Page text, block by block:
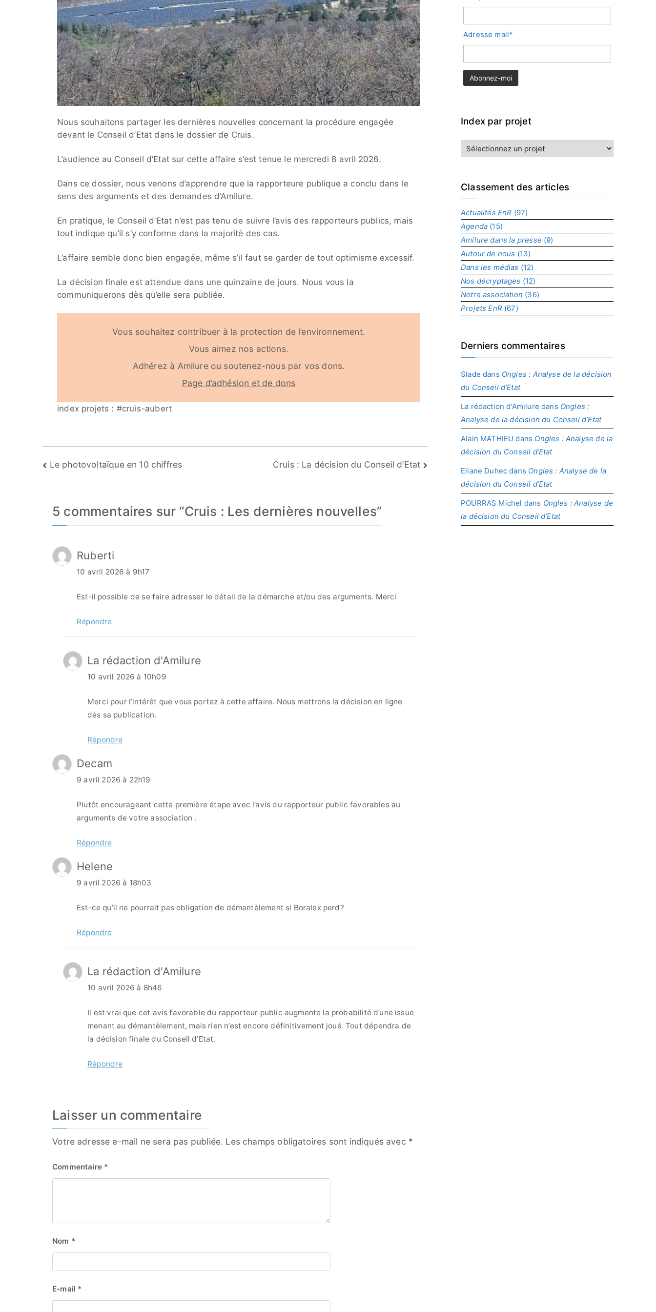
Nous souhaitons partager les dernières nouvelles concernant la procédure engagée
devant le Conseil d’Etat dans le dossier de Cruis.
L’audience au Conseil d’Etat sur cette affaire s’est tenue le mercredi 8 avril 2026.
Dans ce dossier, nous venons d’apprendre que la rapporteure publique a conclu dans le
sens des arguments et des demandes d’Amilure.
En pratique, le Conseil d’Etat n’est pas tenu de suivre l’avis des rapporteurs publics, mais
tout indique qu’il s’y conforme dans la majorité des cas.
L’affaire semble donc bien engagée, même s’il faut se garder de tout optimisme excessif.
La décision finale est attendue dans une quinzaine de jours. Nous vous la
communiquerons dès qu’elle sera publiée.
Vous souhaitez contribuer à la protection de l’environnement.
Vous aimez nos actions.
Adhérez à Amilure ou soutenez-nous par vos dons.
Page d’adhésion et de dons
index projets : #cruis-aubert
Navigation
de
Le photovoltaïque en 10 chiffres Cruis : La décision du Conseil d’Etat
5 commentaires sur “Cruis : Les dernières nouvelles”
Ruberti
10 avril 2026 à 9h17
Est-il possible de se faire adresser le détail de la démarche et/ou des arguments. Merci
Répondre
La rédaction d'Amilure
10 avril 2026 à 10h09
Merci pour l’intérêt que vous portez à cette affaire. Nous mettrons la décision en ligne
dès sa publication.
Répondre
Decam
9 avril 2026 à 22h19
Plutôt encourageant cette première étape avec l’avis du rapporteur public favorables au
arguments de votre association .
Répondre
Helene
9 avril 2026 à 18h03
Est-ce qu’il ne pourrait pas obligation de démantèlement si Boralex perd?
Répondre
La rédaction d'Amilure
10 avril 2026 à 8h46
Il est vrai que cet avis favorable du rapporteur public augmente la probabilité d’une issue
menant au démantèlement, mais rien n’est encore définitivement joué. Tout dépendra de
la décision finale du Conseil d’Etat.
Répondre
Laisser un commentaire
Votre adresse e-mail ne sera pas publiée. Les champs obligatoires sont indiqués avec *
Commentaire *
Nom *
E-mail *
Adresse mail*
Index par projet
n
x
r
p
r
o
j
e
t
Classement des articles
Actualités EnR (97)
Agenda (15)
Amilure dans la presse (9)
Autour de nous (13)
Dans les médias (12)
Nos décryptages (12)
Notre association (36)
Projets EnR(67)
Derniers commentaires
Slade dans Ongles : Analyse de la décision
du Conseil d’Etat
La rédaction d'Amilure dans Ongles :
Analyse de la décision du Conseil d’Etat
Alain MATHIEU dans Ongles : Analyse de la
décision du Conseil d’Etat
Eliane Duhec dans Ongles : Analyse de la
décision du Conseil d’Etat
POURRAS Michel dans Ongles : Analyse de
la décision du Conseil d’Etat